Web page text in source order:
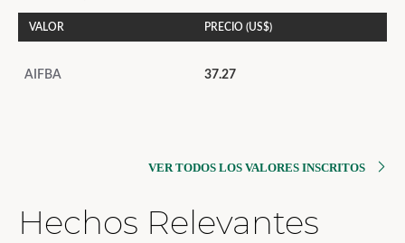
VALOR PRECIO (US$)
AIFBA 37.27
VER TODOS LOS VALORES INSCRITOS
Hechos Relevantes